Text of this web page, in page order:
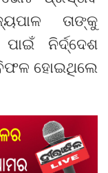
ତାଙ୍କୁ
ନିର୍ଦ୍ଦେଶ
ହୋଇଥିଲେ